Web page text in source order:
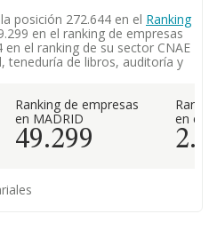
posición 272.644 en el Ranking
en el ranking de empresas
el ranking de su sector CNAE
teneduría de libros, auditoría y
Ranking de empresas
en MADRID
49.299
en el